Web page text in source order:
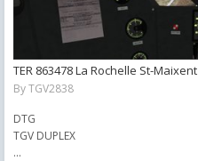
TER 863478 La Rochelle St-Maixent
ByTGV2838
DTG
TGV DUPLEX
...